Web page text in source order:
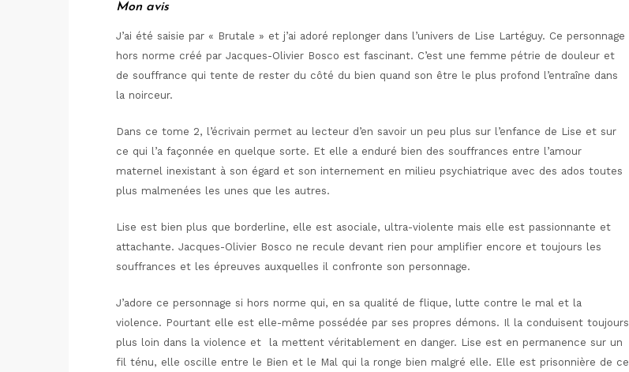
Mon avis
J’ai été saisie par « Brutale » et j’ai adoré replonger dans l’univers de Lise Lartéguy. Ce personnage
hors norme créé par Jacques-Olivier Bosco est fascinant. C’est une femme pétrie de douleur et
de souffrance qui tente de rester du côté du bien quand son être le plus profond l’entraîne dans
la noirceur.
Dans ce tome 2, l’écrivain permet au lecteur d’en savoir un peu plus sur l’enfance de Lise et sur
ce qui l’a façonnée en quelque sorte. Et elle a enduré bien des souffrances entre l’amour
maternel inexistant à son égard et son internement en milieu psychiatrique avec des ados toutes
plus malmenées les unes que les autres.
Lise est bien plus que borderline, elle est asociale, ultra-violente mais elle est passionnante et
attachante. Jacques-Olivier Bosco ne recule devant rien pour amplifier encore et toujours les
souffrances et les épreuves auxquelles il confronte son personnage.
J’adore ce personnage si hors norme qui, en sa qualité de flique, lutte contre le mal et la
violence. Pourtant elle est elle-même possédée par ses propres démons. Il la conduisent toujours
plus loin dans la violence et la mettent véritablement en danger. Lise est en permanence sur un
fil ténu, elle oscille entre le Bien et le Mal qui la ronge bien malgré elle. Elle est prisonnière de ce